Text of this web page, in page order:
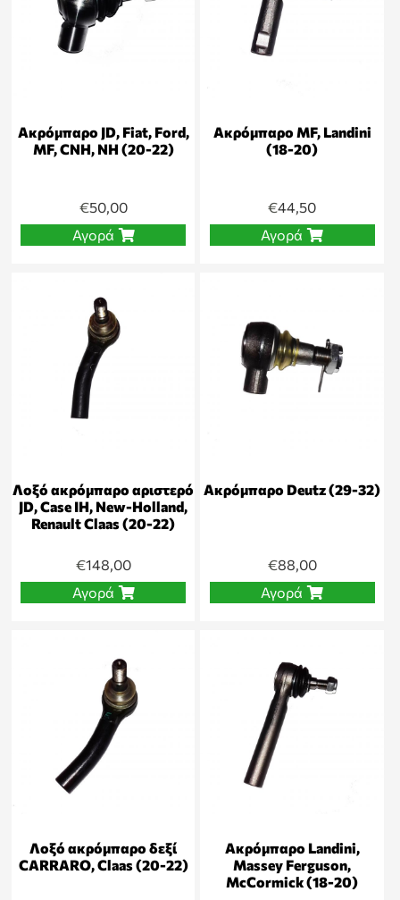
Ακρόμπαρο JD, Fiat, Ford,
MF, CNH, NH (20-22)
€50,00
Αγορά
Ακρόμπαρο MF, Landini
(18-20)
€44,50
Αγορά
Λοξό ακρόμπαρο αριστερό
JD, Case IH, New-Holland,
Renault Claas (20-22)
€148,00
Αγορά
Ακρόμπαρο Deutz (29-32)
€88,00
Αγορά
Λοξό ακρόμπαρο δεξί
CARRARO, Claas (20-22)
Ακρόμπαρο Landini,
Massey Ferguson,
McCormick (18-20)